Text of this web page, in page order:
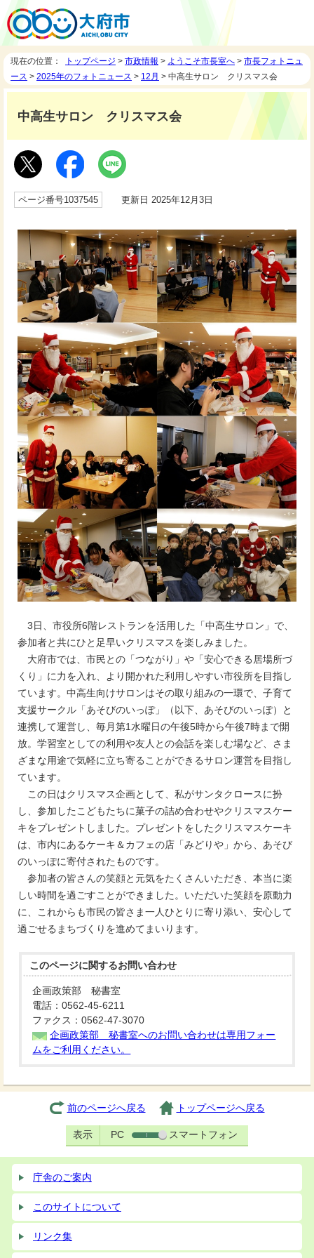
現在の位置： トップページ > 市政情報 > ようこそ市長室へ > 市長フォトニュ
ース > 2025年のフォトニュース > 12月 > 中高生サロン クリスマス会
中高生サロン クリスマス会
ページ番号1037545 更新日 2025年12月3日
3日、市役所6階レストランを活用した「中高生サロン」で、
参加者と共にひと足早いクリスマスを楽しみました。
大府市では、市民との「つながり」や「安心できる居場所づ
くり」に力を入れ、より開かれた利用しやすい市役所を目指し
ています。中高生向けサロンはその取り組みの一環で、子育て
支援サークル「あそびのいっぽ」（以下、あそびのいっぽ）と
連携して運営し、毎月第1水曜日の午後5時から午後7時まで開
放。学習室としての利用や友人との会話を楽しむ場など、さま
ざまな用途で気軽に立ち寄ることができるサロン運営を目指し
ています。
この日はクリスマス企画として、私がサンタクロースに扮
し、参加したこどもたちに菓子の詰め合わせやクリスマスケー
キをプレゼントしました。プレゼントをしたクリスマスケーキ
は、市内にあるケーキ＆カフェの店「みどりや」から、あそび
のいっぽに寄付されたものです。
参加者の皆さんの笑顔と元気をたくさんいただき、本当に楽
しい時間を過ごすことができました。いただいた笑顔を原動力
に、これからも市民の皆さま一人ひとりに寄り添い、安心して
過ごせるまちづくりを進めてまいります。
このページに関するお問い合わせ
企画政策部 秘書室
電話：0562-45-6211
ファクス：0562-47-3070
企画政策部 秘書室へのお問い合わせは専用フォー
ムをご利用ください。
前のページへ戻る トップページへ戻る
表示 PC スマートフォン
庁舎のご案内
このサイトについて
リンク集